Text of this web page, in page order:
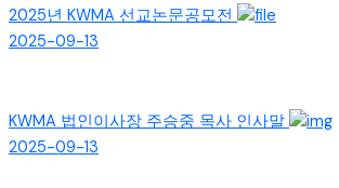
2025년 KWMA 선교논문공모전
2025-09-13
KWMA 법인이사장 주승중 목사 인사말
2025-09-13